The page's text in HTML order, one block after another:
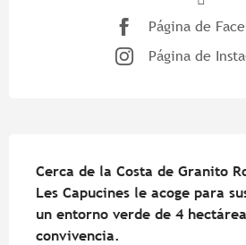
Página de
Página de
Cerca de la Costa de Granito
Les Capucines le acoge para
un entorno verde de 4
convivencia.